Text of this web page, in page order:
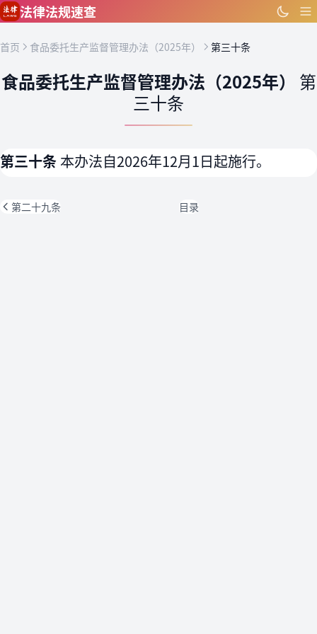
跳到主要内容
法律法规速查
首页 食品委托生产监督管理办法（2025年） 第三十条
食品委托生产监督管理办法（2025年） 第
三十条
第三十条 本办法自2026年12月1日起施行。
第二十九条 目录